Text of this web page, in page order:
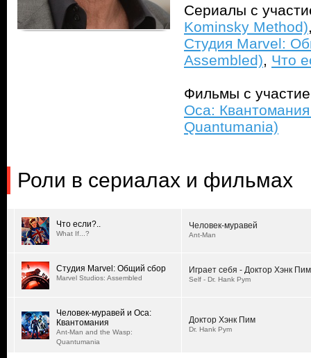
Сериалы с
Kominsky Method)
Студия Marvel:
Assembled), Что
Фильмы с
Оса:
Quantumania)
Роли в сериалах и фильмах
Что если?..
What If...?
Человек-муравей
Ant-Man
Студия Marvel: Общий сбор
Marvel Studios: Assembled
Играет себя - Доктор Хэнк Пим
Self - Dr. Hank Pym
Человек-муравей и Оса:
Квантомания
Ant-Man and the Wasp:
Quantumania
Доктор Хэнк Пим
Dr. Hank Pym